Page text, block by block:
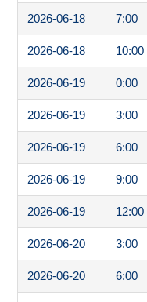
2026-06-18 7:00
2026-06-18 10:00
2026-06-19 0:00
2026-06-19 3:00
2026-06-19 6:00
2026-06-19 9:00
2026-06-19 12:00
2026-06-20 3:00
2026-06-20 6:00